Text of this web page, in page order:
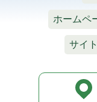
ホームペ
サイ